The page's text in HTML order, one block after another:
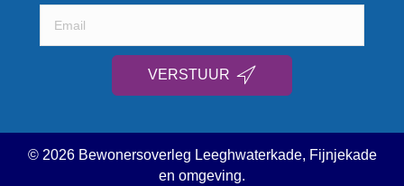
VERSTUUR
© 2026 Bewonersoverleg Leeghwaterkade, Fijnjekade
en omgeving.